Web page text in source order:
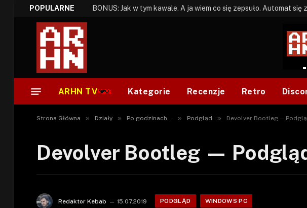
POPULARNE
ARHN TV Kategorie Recenzje Retro
Strona Główna » Działy » Po godzinach... » Podgląd » Devolver Bootleg —
Devolver Bootleg —
Redaktor Kebab 15.07.2019 PODGLĄD WINDOWS PC